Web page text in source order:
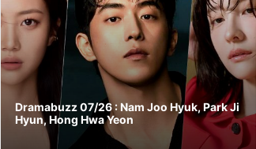
Dramabuzz 07/26 : Nam Joo Hyuk, Park Ji
Hyun, Hong Hwa Yeon